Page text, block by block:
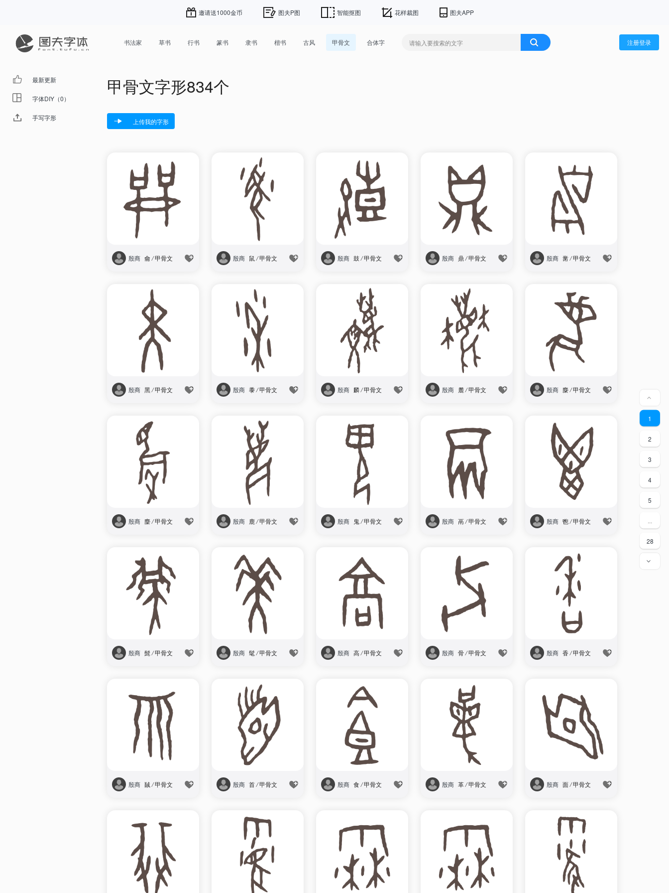
邀请送1000金币 图夫P图 智能抠图 花样裁图 图夫APP
书法家 草书 行书 篆书 隶书 楷书 古风 甲骨文 合体字 注册登录
最新更新
字体DIY（0）
手写字形
甲骨文字形834个
上传我的字形
殷商 龠/甲骨文 殷商 鼠 /甲骨文 殷商 鼓/甲骨文 殷商 鼎 /甲骨文 殷商 黹/甲骨文
殷商 黑/甲骨文 殷商 黍/甲骨文 殷商 麟/甲骨文 殷商 麓/甲骨文 殷商 麋/甲骨文
殷商 麇/甲骨文 殷商 鹿/甲骨文 殷商 鬼/甲骨文 殷商 鬲/甲骨文 殷商 鬯/甲骨文
殷商 髭/甲骨文 殷商 髦/甲骨文 殷商 高/甲骨文 殷商 骨/甲骨文 殷商 香/甲骨文
殷商 馘 /甲骨文 殷商 首/甲骨文 殷商 食/甲骨文 殷商 革/甲骨文 殷商 面/甲骨文
<
1
2
3
4
5
28
>